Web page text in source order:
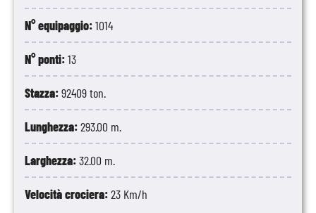
N° equipaggio:1014
N° ponti:13
Stazza:92409 ton.
Lunghezza:293.00 m.
Larghezza:32.00 m.
Velocità crociera:23 Km/h